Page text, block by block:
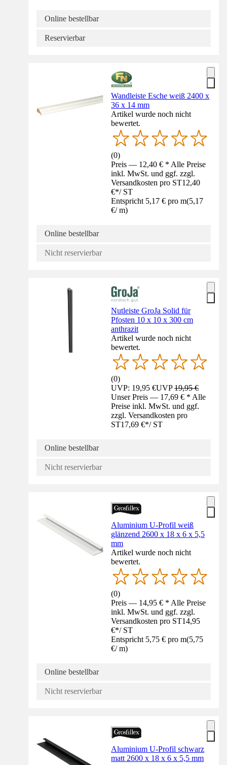
Online bestellbar
Reservierbar
Wandleiste Esche weiß 2400 x
36 x 14 mm
Artikel wurde noch nicht
bewertet.
(0)
Preis — 12,40 € * Alle Preise
inkl. MwSt. und ggf. zzgl.
Versandkosten pro ST12,40
€*/ ST
Entspricht 5,17 € pro m(5,17
€/ m)
Online bestellbar
Nicht reservierbar
Nutleiste GroJa Solid für
Pfosten 10 x 10 x 300 cm
anthrazit
Artikel wurde noch nicht
bewertet.
(0)
UVP: 19,95 €UVP19,95 €
Unser Preis — 17,69 € * Alle
Preise inkl. MwSt. und ggf.
zzgl. Versandkosten pro
ST17,69 €*/ ST
Online bestellbar
Nicht reservierbar
Aluminium U-Profil weiß
glänzend 2600 x 18 x 6 x 5,5
mm
Artikel wurde noch nicht
bewertet.
(0)
Preis — 14,95 € * Alle Preise
inkl. MwSt. und ggf. zzgl.
Versandkosten pro ST14,95
€*/ ST
Entspricht 5,75 € pro m(5,75
€/ m)
Online bestellbar
Nicht reservierbar
Aluminium U-Profil schwarz
matt 2600 x 18 x 6 x 5,5 mm